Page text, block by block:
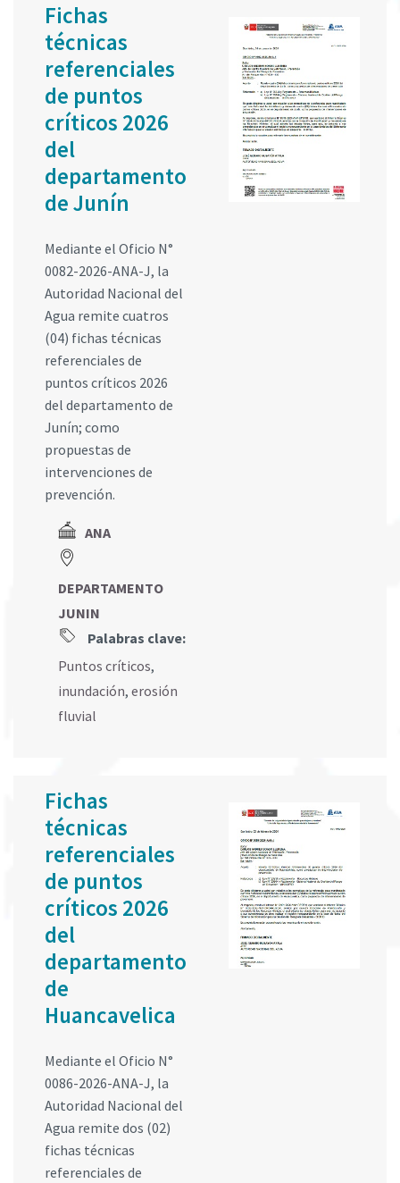
Fichas
técnicas
referenciales
de puntos
críticos 2026
del
departamento
de Junín
Mediante el Oficio N°
0082-2026-ANA-J, la
Autoridad Nacional del
Agua remite cuatros
(04) fichas técnicas
referenciales de
puntos críticos 2026
del departamento de
Junín; como
propuestas de
intervenciones de
prevención.
ANA
DEPARTAMENTO
JUNIN
Palabras clave:
Puntos críticos,
inundación, erosión
fluvial
Fichas
técnicas
referenciales
de puntos
críticos 2026
del
departamento
de
Huancavelica
Mediante el Oficio N°
0086-2026-ANA-J, la
Autoridad Nacional del
Agua remite dos (02)
fichas técnicas
referenciales de